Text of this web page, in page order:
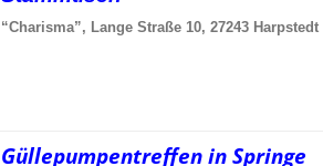
“Charisma”, Lange Straße 10, 27243 Harpstedt
Güllepumpentreffen in Springe